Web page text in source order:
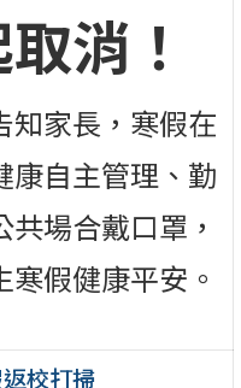
消！
知家長，寒假在
康自主管理、勤
場合戴口罩，
假健康平安。
校打掃